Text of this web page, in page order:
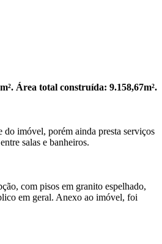
Área total construída: 9.158,67m².
imóvel, porém ainda presta serviços
salas e banheiros.
com pisos em granito espelhado,
em geral. Anexo ao imóvel, foi